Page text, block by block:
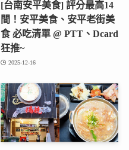
[台南安平美食] 評分最高14
間！安平美食、安平老街美
食 必吃清單 @ PTT、Dcard
狂推~
2025-12-16